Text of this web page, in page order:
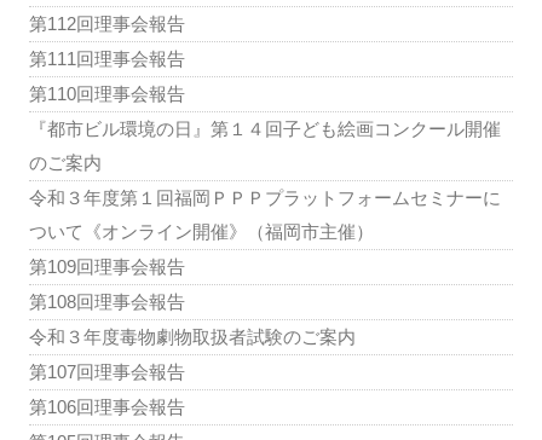
第112回理事会報告
第111回理事会報告
第110回理事会報告
『都市ビル環境の日』第１４回子ども絵画コンクール開催
のご案内
令和３年度第１回福岡ＰＰＰプラットフォームセミナーに
ついて《オンライン開催》（福岡市主催）
第109回理事会報告
第108回理事会報告
令和３年度毒物劇物取扱者試験のご案内
第107回理事会報告
第106回理事会報告